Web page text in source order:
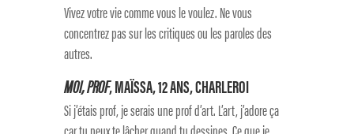
Vivez votre vie comme vous le voulez. Ne vous
concentrez pas sur les critiques ou les paroles des
autres.
MOI, PROF, MAÏSSA, 12 ANS, CHARLEROI
Si j’étais prof, je serais une prof d’art. L’art, j’adore ça